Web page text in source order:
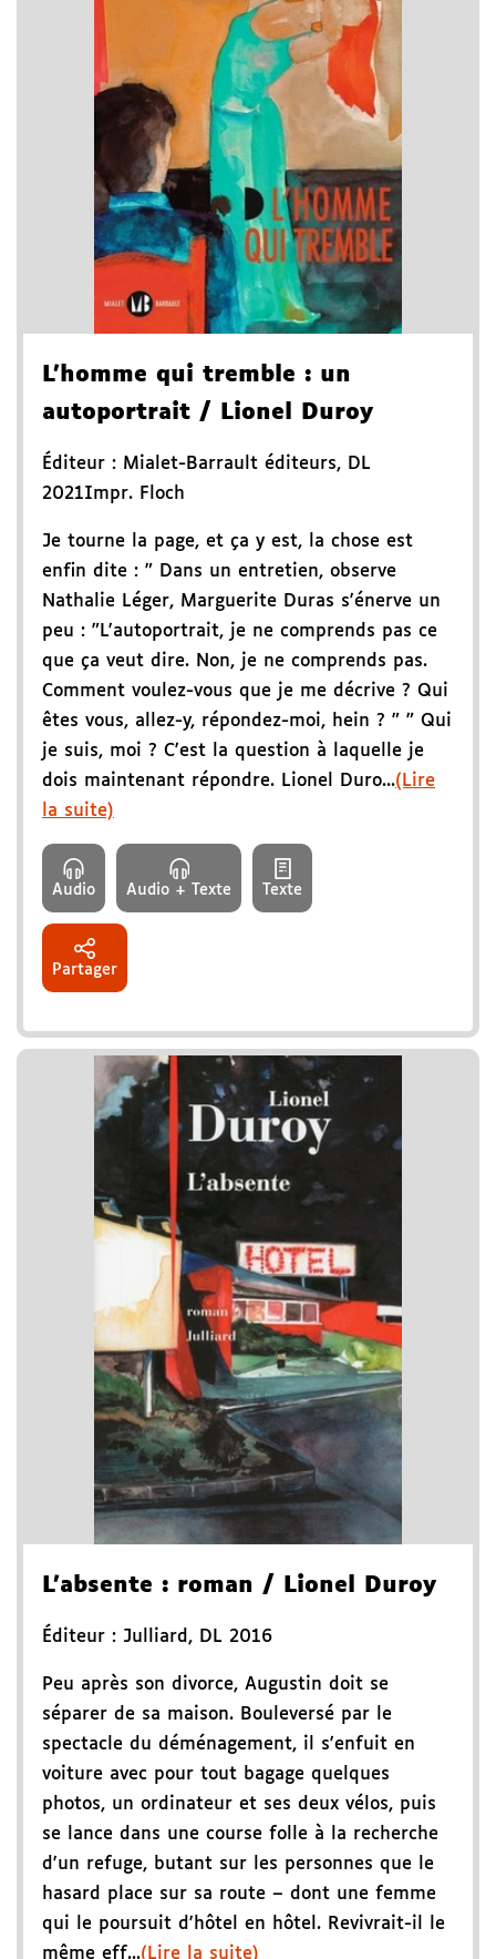
L'homme qui tremble : un
autoportrait / Lionel Duroy
Éditeur : Mialet-Barrault éditeurs, DL
2021Impr. Floch
Je tourne la page, et ça y est, la chose est
enfin dite : " Dans un entretien, observe
Nathalie Léger, Marguerite Duras s'énerve un
peu : "L'autoportrait, je ne comprends pas ce
que ça veut dire. Non, je ne comprends pas.
Comment voulez-vous que je me décrive ? Qui
êtes vous, allez-y, répondez-moi, hein ? " " Qui
je suis, moi ? C'est la question à laquelle je
dois maintenant répondre. Lionel Duro...(Lire
la suite)
Audio Audio + Texte Texte
Partager
L'absente : roman / Lionel Duroy
Éditeur : Julliard , DL 2016
Peu après son divorce, Augustin doit se
séparer de sa maison. Bouleversé par le
spectacle du déménagement, il s'enfuit en
voiture avec pour tout bagage quelques
photos, un ordinateur et ses deux vélos, puis
se lance dans une course folle à la recherche
d'un refuge, butant sur les personnes que le
hasard place sur sa route – dont une femme
qui le poursuit d'hôtel en hôtel. Revivrait-il le
même eff...(Lire la suite)